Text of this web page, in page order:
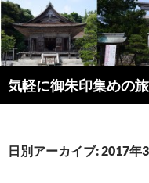
コ
ン
テ
ン
ツ
へ
ッ
気軽に御朱印集めの
索
日別アーカイブ: 2017年